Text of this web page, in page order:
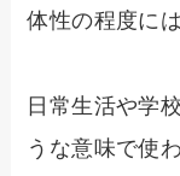
体性の程度に
日常生活や学
うな意味で使